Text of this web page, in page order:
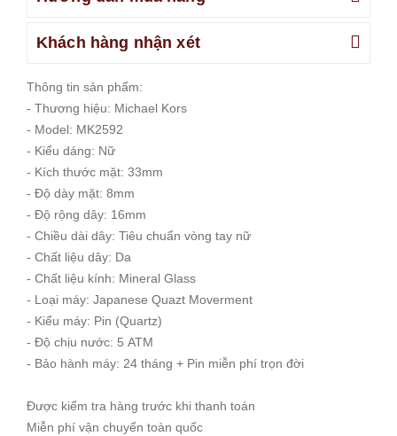
Khách hàng nhận xét
Thông tin sản phẩm:
- Thương hiệu: Michael Kors
- Model: MK2592
- Kiểu dáng: Nữ
- Kích thước mặt: 33mm
- Độ dày mặt: 8mm
- Độ rộng dây: 16mm
- Chiều dài dây: Tiêu chuẩn vòng tay nữ
- Chất liệu dây: Da
- Chất liệu kính: Mineral Glass
- Loại máy: Japanese Quazt Moverment
- Kiểu máy: Pin (Quartz)
- Độ chịu nước: 5 ATM
- Bảo hành máy: 24 tháng + Pin miễn phí trọn đời
Được kiểm tra hàng trước khi thanh toán
Miễn phí vận chuyển toàn quốc